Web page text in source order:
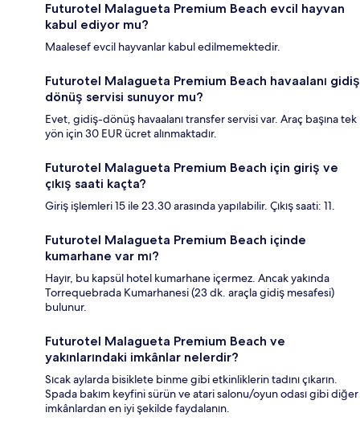
Futurotel Malagueta Premium Beach evcil hayvan
kabul ediyor mu?
Maalesef evcil hayvanlar kabul edilmemektedir.
Futurotel Malagueta Premium Beach havaalanı gidiş
dönüş servisi sunuyor mu?
Evet, gidiş-dönüş havaalanı transfer servisi var. Araç başına tek
yön için 30 EUR ücret alınmaktadır.
Futurotel Malagueta Premium Beach için giriş ve
çıkış saati kaçta?
Giriş işlemleri 15 ile 23.30 arasında yapılabilir. Çıkış saati: 11.
Futurotel Malagueta Premium Beach içinde
kumarhane var mı?
Hayır, bu kapsül hotel kumarhane içermez. Ancak yakında
Torrequebrada Kumarhanesi (23 dk. araçla gidiş mesafesi)
bulunur.
Futurotel Malagueta Premium Beach ve
yakınlarındaki imkânlar nelerdir?
Sıcak aylarda bisiklete binme gibi etkinliklerin tadını çıkarın.
Spada bakım keyfini sürün ve atari salonu/oyun odası gibi diğer
imkânlardan en iyi şekilde faydalanın.